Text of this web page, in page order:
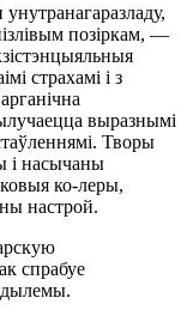
позіркам, —
страхамі і з
выразнымі
Творы
і насычаны
ко-леры,
настрой.
спрабуе
дылемы.